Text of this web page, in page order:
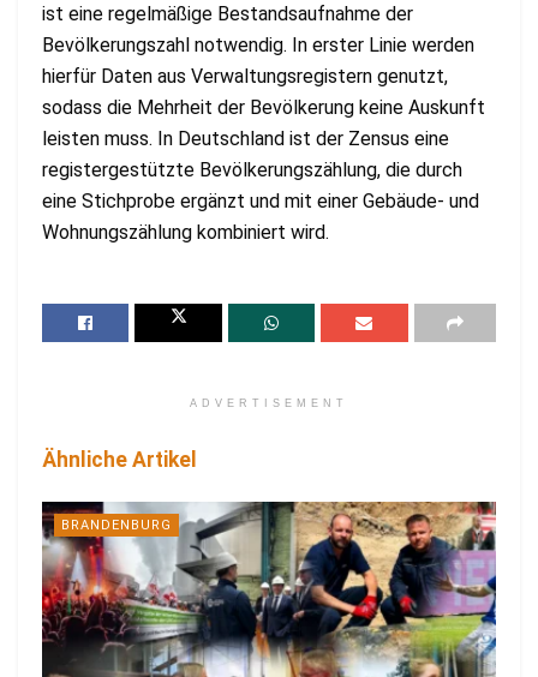
ist eine regelmäßige Bestandsaufnahme der
Bevölkerungszahl notwendig. In erster Linie werden
hierfür Daten aus Verwaltungsregistern genutzt,
sodass die Mehrheit der Bevölkerung keine Auskunft
leisten muss. In Deutschland ist der Zensus eine
registergestützte Bevölkerungszählung, die durch
eine Stichprobe ergänzt und mit einer Gebäude- und
Wohnungszählung kombiniert wird.
ADVERTISEMENT
Ähnliche Artikel
BRANDENBURG